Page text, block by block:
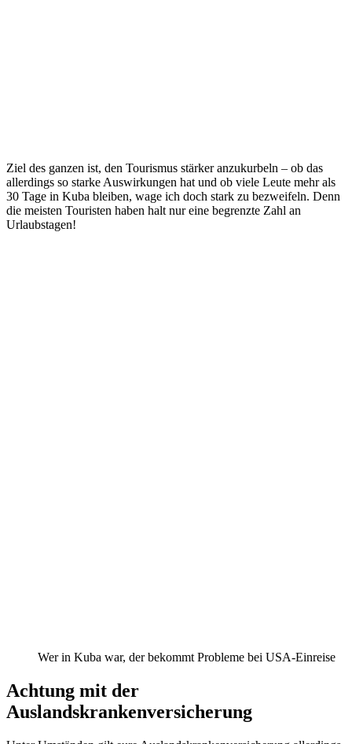
Ziel des ganzen ist, den Tourismus stärker anzukurbeln – ob das
allerdings so starke Auswirkungen hat und ob viele Leute mehr als
30 Tage in Kuba bleiben, wage ich doch stark zu bezweifeln. Denn
die meisten Touristen haben halt nur eine begrenzte Zahl an
Urlaubstagen!
Wer in Kuba war, der bekommt Probleme bei USA-Einreise
Achtung mit der
Auslandskrankenversicherung